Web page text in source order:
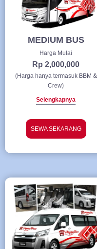
MEDIUM BUS
Harga Mulai
Rp 2,000,000
(Harga hanya termasuk BBM &
Crew)
Selengkapnya
SEWA SEKARANG